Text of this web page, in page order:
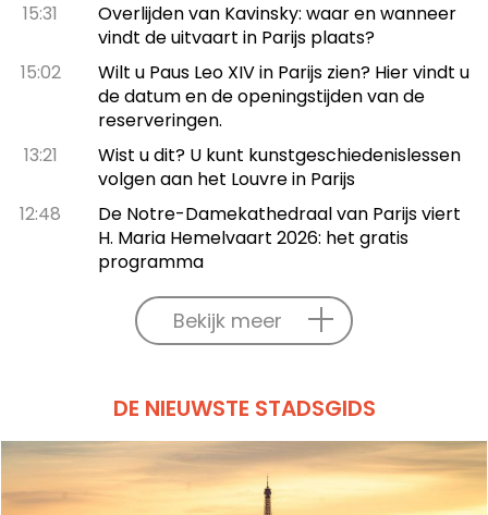
15:31
Overlijden van Kavinsky: waar en wanneer
vindt de uitvaart in Parijs plaats?
15:02
Wilt u Paus Leo XIV in Parijs zien? Hier vindt u
de datum en de openingstijden van de
reserveringen.
13:21
Wist u dit? U kunt kunstgeschiedenislessen
volgen aan het Louvre in Parijs
12:48
De Notre-Damekathedraal van Parijs viert
H. Maria Hemelvaart 2026: het gratis
programma
Bekijk meer
DE NIEUWSTE STADSGIDS